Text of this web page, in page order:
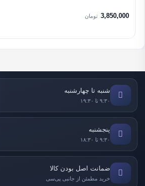
3,850,000 تومان
شنبه تا چهارشنبه
۹:۳۰ تا ۱۹:۳۰
پنجشنبه
۹:۳۰ تا ۱۸:۳۰
ضمانت اصل بودن کالا
خرید مطمئن از جانبی پی‌سی